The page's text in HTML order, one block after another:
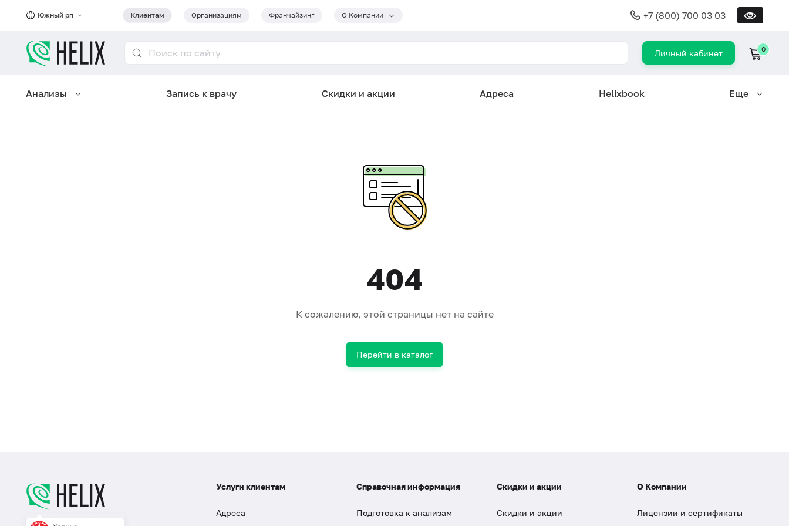
Южный рп Клиентам Организациям Франчайзинг О Компании +7 (800) 700 03 03
Личный кабинет 0
Анализы Запись к врачу Скидки и акции Адреса Helixbook Еще
404
К сожалению, этой страницы нет на сайте
Перейти в каталог
Услуги клиентам
Адреса
Справочная информация
Подготовка к анализам
Скидки и акции
Скидки и акции
О Компании
Лицензии и сертификаты